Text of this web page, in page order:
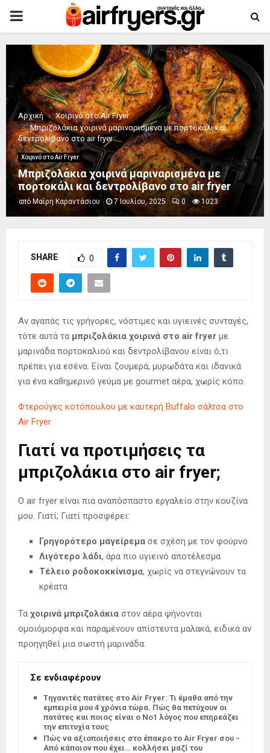
PRIMARY
MENU
Αρχική
Χοιρινό στο Air Fryer
Μπριζολάκια χοιρινά μαριναρισμένα με πορτοκάλι και
δεντρολίβανο στο air fryer
Χοιρινό στο Air Fryer
Μπριζολάκια χοιρινά μαριναρισμένα με
πορτοκάλι και δεντρολίβανο στο air fryer
από Μαίρη Καραντάσιου 7 Ιουλίου, 2025 0 1023
SHARE 0
Αν αγαπάς τις γρήγορες, νόστιμες και υγιεινές συνταγές,
τότε αυτά τα μπριζολάκια χοιρινά στο air fryer με
μαρινάδα πορτοκαλιού και δεντρολίβανου είναι ό,τι
πρέπει για εσένα. Είναι ζουμερά, μυρωδάτα και ιδανικά
για ένα καθημερινό γεύμα με gourmet αέρα, χωρίς κόπο.
Φτερούγες κοτόπουλου με καυτερή Buffalo σάλτσα στο
Air Fryer
Γιατί να προτιμήσεις τα
μπριζολάκια στο air fryer;
Ο air fryer είναι πια αναπόσπαστο εργαλείο στην κουζίνα
μου. Γιατί; Γιατί προσφέρει:
Γρηγορότερο μαγείρεμα σε σχέση με τον φούρνο
Λιγότερο λάδι, άρα πιο υγιεινό αποτέλεσμα
Τέλειο ροδοκοκκίνισμα, χωρίς να στεγνώνουν τα
κρέατα
Τα χοιρινά μπριζολάκια στον αέρα ψήνονται
ομοιόμορφα και παραμένουν απίστευτα μαλακά, ειδικά αν
προηγηθεί μια σωστή μαρινάδα.
Σε ενδιαφέρουν
Tηγανιτές πατάτες στο Air Fryer: Τι έμαθα από την
εμπειρία μου 4 χρόνια τώρα. Πώς θα πετύχουν οι
πατάτες και ποιος είναι ο Νο1 λόγος που επηρεάζει
την επιτυχία τους
Πώς να αξιοποιήσεις στο έπακρο το Air Fryer σου –
Από κάποιον που έχει… κολλήσει μαζί του